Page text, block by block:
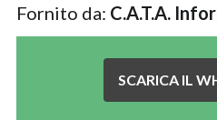
Fornito da: C.A.T.A.
SCARICA IL